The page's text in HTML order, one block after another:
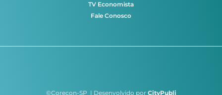
TV Economista
Fale Conosco
©Corecon-SP | Desenvolvido por CityPubli